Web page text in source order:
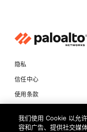
隐私
信任中心
使用条款
我们使用 Cookie 以允
容和广告、提供社交媒